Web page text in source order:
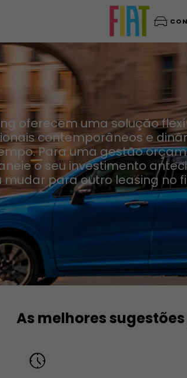
oferecem uma solução
contemporâneos e
Para uma gestão
o seu investimento
para outro leasing no
As melhores